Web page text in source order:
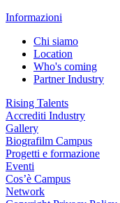
Informazioni
Chi siamo
Location
Who's coming
Partner Industry
Rising Talents
Accrediti Industry
Gallery
Biografilm Campus
Progetti e formazione
Eventi
Cos’è Campus
Network